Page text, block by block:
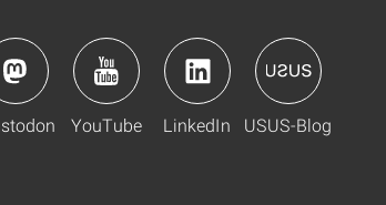
YouTube LinkedIn USUS-Blog